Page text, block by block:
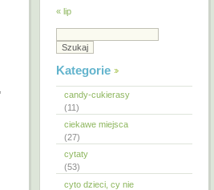
« lip
Kategorie
candy-cukierasy
(11)
ciekawe miejsca
(27)
cytaty
(53)
cyto dzieci, cy nie